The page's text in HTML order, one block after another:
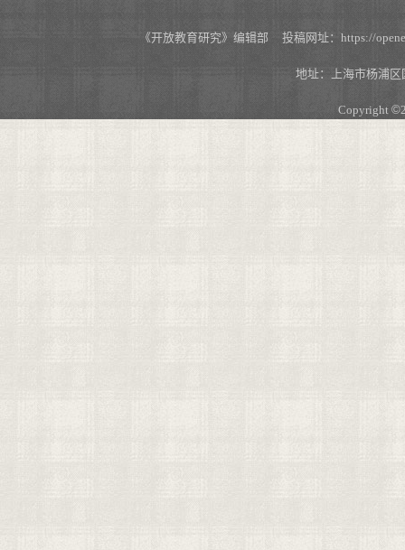
《开放教育研究》编辑部 投稿网址：https://
地址：上海市杨浦
Copyright ©